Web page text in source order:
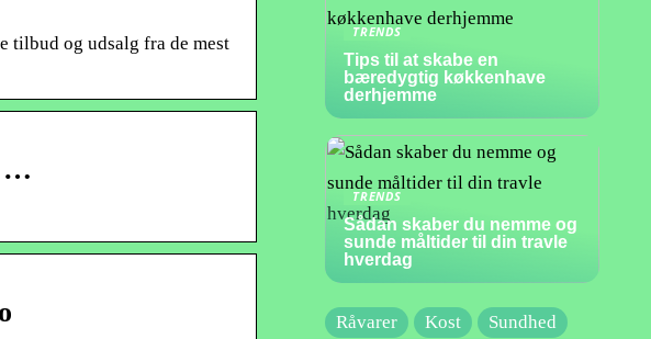
tilbud og udsalg fra de mest
…
TRENDS
Tips til at skabe en
bæredygtig køkkenhave
derhjemme
TRENDS
Sådan skaber du nemme og
sunde måltider til din travle
hverdag
Råvarer Kost
Sundhed